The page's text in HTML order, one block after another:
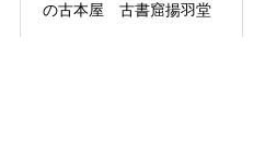
の古本屋 古書窟揚羽堂